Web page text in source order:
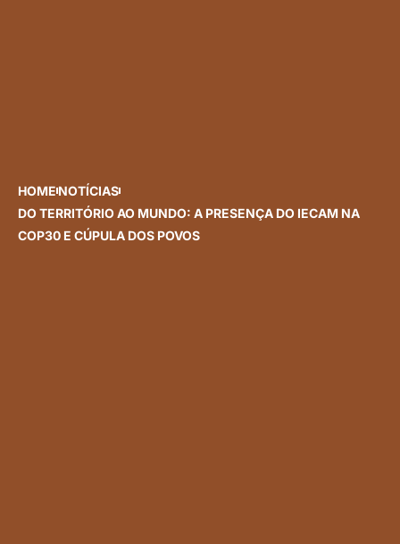
HOME NOTÍCIAS
DO TERRITÓRIO AO MUNDO: A PRESENÇA DO IECAM NA
COP30 E CÚPULA DOS POVOS